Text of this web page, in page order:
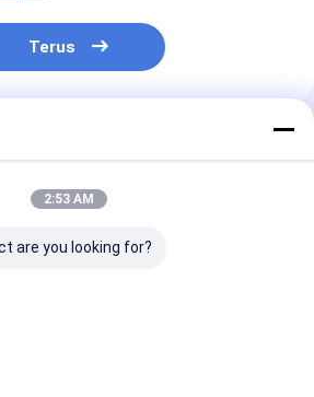
Terus
2:53 AM
are you looking for?